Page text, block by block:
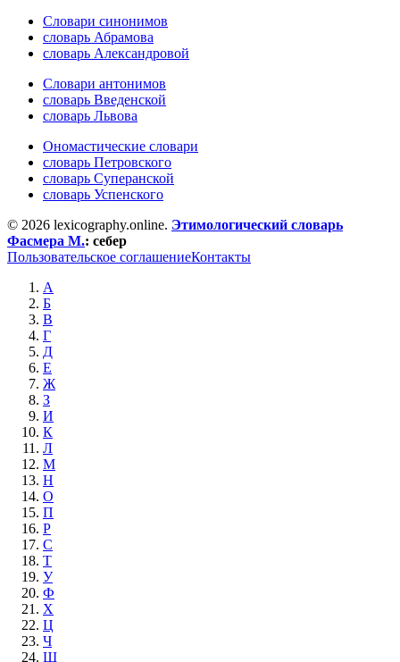
Словари синонимов
словарь Абрамова
словарь Александровой
Словари антонимов
словарь Введенской
словарь Львова
Ономастические словари
словарь Петровского
словарь Суперанской
словарь Успенского
© 2026 lexicography.online. Этимологический словарь
Фасмера М.: себер
Пользовательское соглашениеКонтакты
А
Б
В
Г
Д
Е
Ж
З
И
К
Л
М
Н
О
П
Р
С
Т
У
Ф
Х
Ц
Ч
Ш